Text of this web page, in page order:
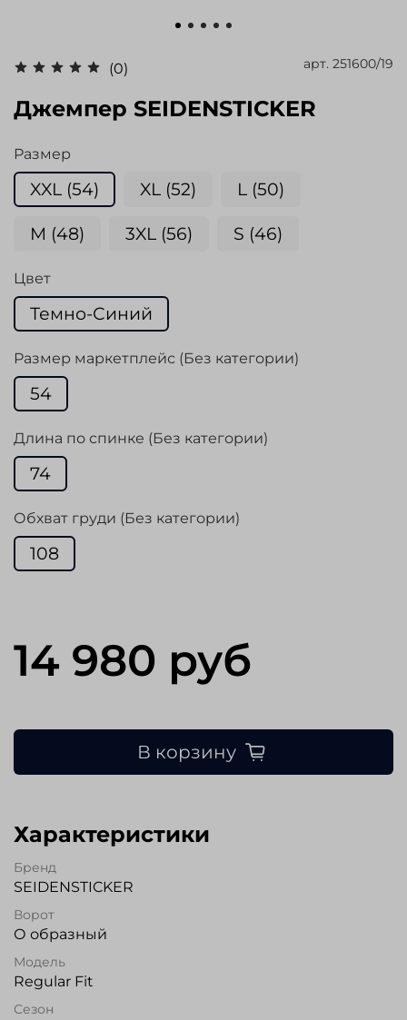
(0) арт. 251600/19
Джемпер SEIDENSTICKER
Размер
XXL (54) XL (52) L (50)
M (48) 3XL (56) S (46)
Цвет
Темно-Синий
Размер маркетплейс (Без категории)
54
Длина по спинке (Без категории)
74
Обхват груди (Без категории)
108
14 980 руб
В корзину
Характеристики
Бренд
SEIDENSTICKER
Ворот
О образный
Модель
Regular Fit
Сезон